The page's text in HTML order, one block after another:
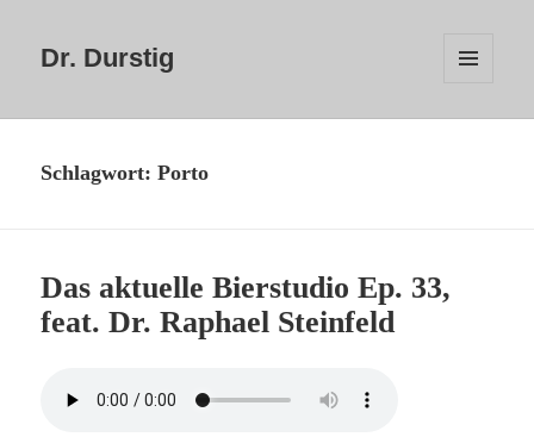
Dr. Durstig
WIDGETS
Schlagwort:Porto
Das aktuelle Bierstudio Ep. 33,
feat. Dr. Raphael Steinfeld